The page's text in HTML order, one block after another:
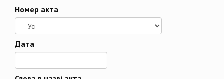
Номер акта
Дата
Дата